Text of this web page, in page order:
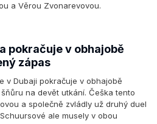
a Věrou Zvonarevovou.
pokračuje v obhajobě
zápas
v Dubaji pokračuje v obhajobě
na devět utkání. Češka tento
a společně zvládly už druhý duel
ale musely v obou